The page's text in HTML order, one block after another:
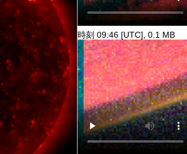
時刻 09:46 [UTC], 0.1 MB